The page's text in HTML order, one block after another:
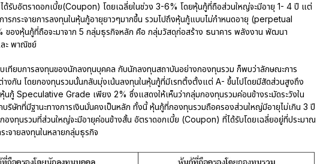
ได้รับอัตราดอกเบี้ย(Coupon) โดยเฉลี่ยในช่วง 3-6% โดยหุ้นกู้ที่ถือส่วนใหญ่จะมีอายุ 1- 4 ปี แต่
ารกระจายการลงทุนในหุ้นกู้อายุยาวๆมากขึ้น รวมไปถึงหุ้นกู้แบบไม่กำหนดอายุ (perpetual
องหุ้นกู้ที่ถือจะมาจาก 5 กลุ่มธุรกิจหลัก คือ กลุ่มวัสดุก่อสร้าง ธนาคาร พลังงาน พัฒนา
ะ พาณิชย์
บเทียบการลงทุนของนักลงทุนบุคคล กับนักลงทุนสถาบันอย่างกองทุนรวม ก็พบว่าลักษณะการ
งกัน โดยกองทุนรวมนั้นกลับมุ่งเน้นลงทุนในหุ้นกู้ที่มีเรทติ้งตั้งแต่ A- ขึ้นไปโดยมีสัดส่วนสูงถึง
นกู้ Speculative Grade เพียง 2% ซึ่งแสดงให้เห็นว่ากลุ่มกองทุนรวมค่อนข้างระมัดระวังใน
บริษัทที่มีฐานะทางการเงินมั่นคงเป็นหลัก ทั้งนี้ หุ้นกู้ที่กองทุนรวมถือครองส่วนใหญ่มีอายุไม่เกิน 3 ปี
องทุนรวมที่ส่วนใหญ่จะมีอายุค่อนข้างสั้น อัตราดอกเบี้ย (Coupon) ที่ได้รับโดยเฉลี่ยอยู่ที่ประมาณ
ะจายลงทุนในหลายกลุ่มธุรกิจ